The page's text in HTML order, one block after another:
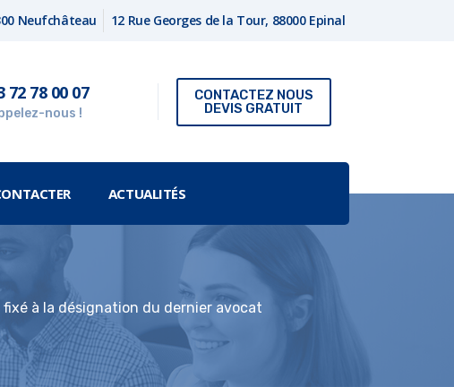
Neufchâteau 12 Rue Georges de la Tour, 88000 Epinal
72 78 00 07
nous !
CONTACTEZ NOUS
DEVIS GRATUIT
ACTUALITÉS
à la désignation du dernier avocat